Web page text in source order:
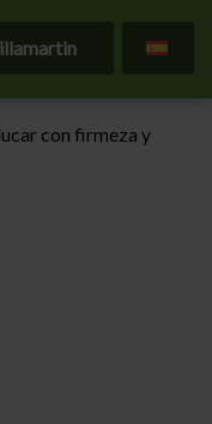
con firmeza y